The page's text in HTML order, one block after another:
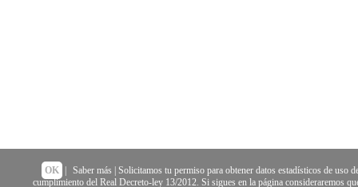
OK Saber más | Solicitamos tu permiso para obtener datos estadísticos de uso
cumplimiento del Real Decreto-ley 13/2012. Si sigues en la página consideraremos